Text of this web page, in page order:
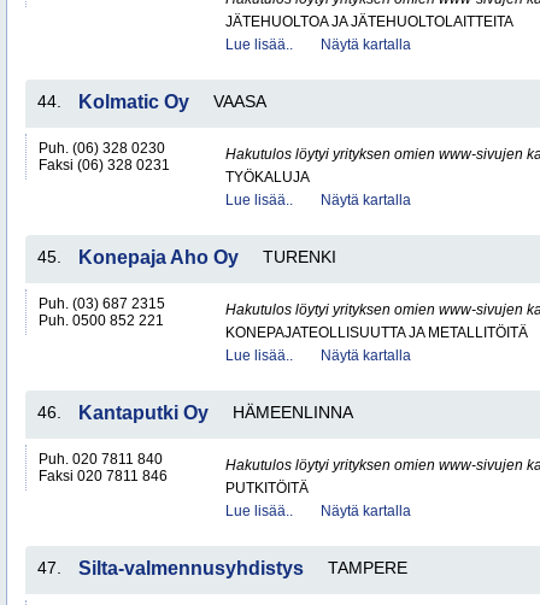
JÄTEHUOLTOA JA JÄTEHUOLTOLAITTEITA
Lue lisää..
Näytä kartalla
44. Kolmatic Oy VAASA
Puh. (06) 328 0230
Faksi (06) 328 0231
Hakutulos löytyi yrityksen omien www-sivujen
TYÖKALUJA
Lue lisää..
Näytä kartalla
45. Konepaja Aho Oy TURENKI
Puh. (03) 687 2315
Puh. 0500 852 221
Hakutulos löytyi yrityksen omien www-sivujen
KONEPAJATEOLLISUUTTA JA METALLITÖITÄ
Lue lisää..
Näytä kartalla
46. Kantaputki Oy HÄMEENLINNA
Puh. 020 7811 840
Faksi 020 7811 846
Hakutulos löytyi yrityksen omien www-sivujen
PUTKITÖITÄ
Lue lisää..
Näytä kartalla
47. Silta-valmennusyhdistys TAMPERE